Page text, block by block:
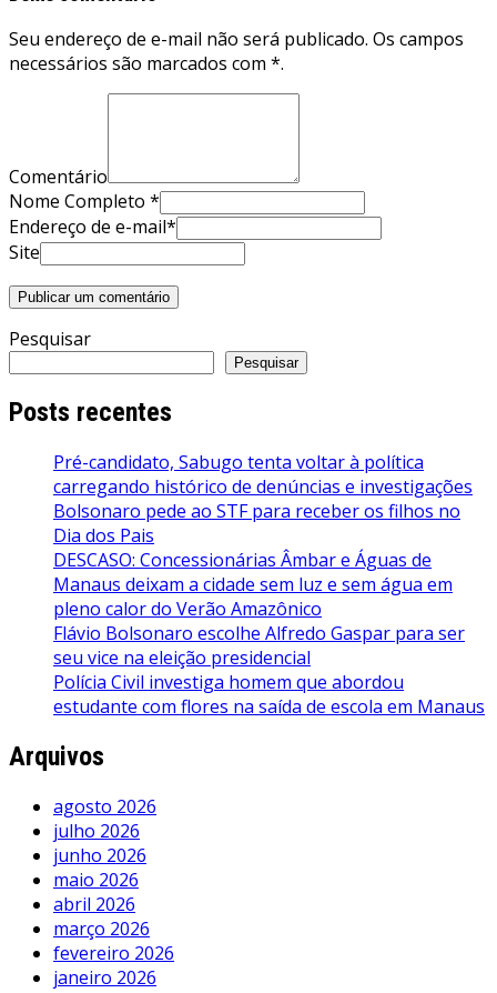
Seu endereço de e-mail não será publicado. Os campos
necessários são marcados com *.
Comentário
Nome Completo *
Endereço de e-mail*
Site
Pesquisar
Pesquisar
Posts recentes
Pré-candidato, Sabugo tenta voltar à política
carregando histórico de denúncias e investigações
Bolsonaro pede ao STF para receber os filhos no
Dia dos Pais
DESCASO: Concessionárias Âmbar e Águas de
Manaus deixam a cidade sem luz e sem água em
pleno calor do Verão Amazônico
Flávio Bolsonaro escolhe Alfredo Gaspar para ser
seu vice na eleição presidencial
Polícia Civil investiga homem que abordou
estudante com flores na saída de escola em Manaus
Arquivos
agosto 2026
julho 2026
junho 2026
maio 2026
abril 2026
março 2026
fevereiro 2026
janeiro 2026